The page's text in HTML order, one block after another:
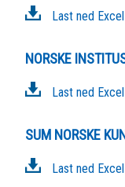
Last ned
NORSKE
Last ned
SUM NORSKE
Last ned